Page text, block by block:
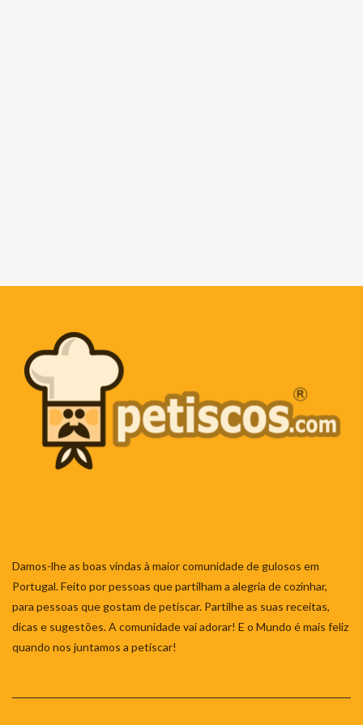
Damos-lhe as boas vindas à maior comunidade de gulosos em
Portugal. Feito por pessoas que partilham a alegria de cozinhar,
para pessoas que gostam de petiscar. Partilhe as suas receitas,
dicas e sugestões. A comunidade vai adorar! E o Mundo é mais feliz
quando nos juntamos a petiscar!